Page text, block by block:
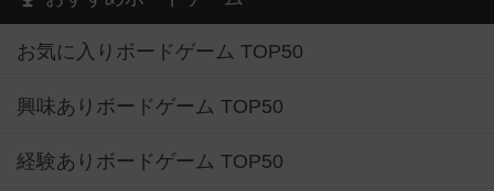
お気に入りボードゲーム TOP50
興味ありボードゲーム TOP50
経験ありボードゲーム TOP50